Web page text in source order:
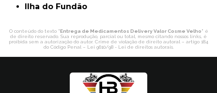
ilha do Fundão
O conteúdo do texto "Entrega de Medicamentos Delivery Valor Cosme Velho" é
de direito reservado. Sua reprodução, parcial ou total, mesmo citando nossos links, é
proibida sem a autorização do autor. Crime de violação de direito autoral – artigo 184
do Código Penal – Lei 9610/98 - Lei de direitos autorais.